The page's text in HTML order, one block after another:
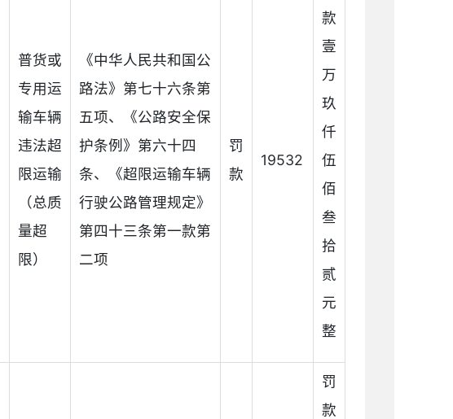
普货或
专用运
输车辆
违法超
限运输
（总质
量超
限）
《中华人民共和国公
路法》第七十六条第
五项、《公路安全保
护条例》第六十四
条、《超限运输车辆
行驶公路管理规定》
第四十三条第一款第
二项
罚
款
19532
款
壹
万
玖
仟
伍
佰
叁
拾
贰
元
整
罚
款